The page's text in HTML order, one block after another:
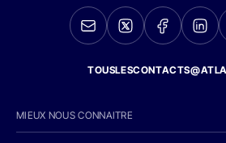
MIEUX NOUS CONNAITRE